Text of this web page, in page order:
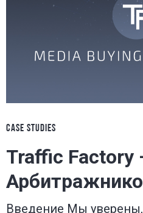
CASE STUDIES
Traffic Factory
Введение Мы